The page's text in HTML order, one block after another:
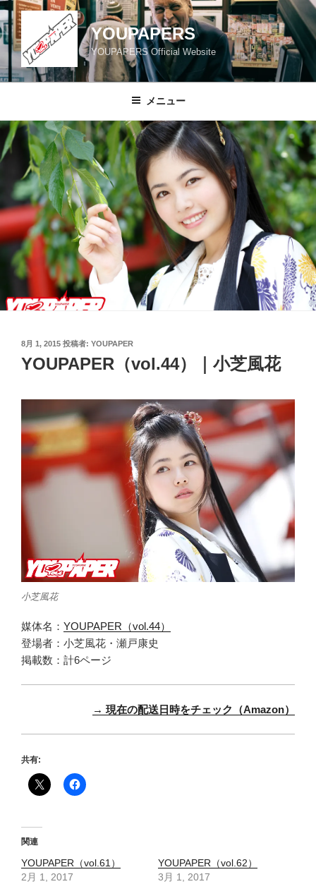
コ
ン
テ
ツ
キ
ッ
プ
YOUPAPERS
YOUPAPERS Official Website
メニュー
投
日:
8月 1, 2015 投稿者: YOUPAPER
YOUPAPER（vol.44）｜小芝風花
小芝風花
媒体名： YOUPAPER（vol.44）
登場者：小芝風花・瀬戸康史
掲載数：計6ページ
→ 現在の配送日時をチェック（Amazon）
共有:
関連
YOUPAPER（vol.61）
2月 1, 2017
YOUPAPER（vol.62）
3月 1, 2017